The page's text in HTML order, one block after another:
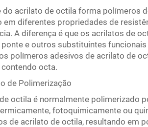
do acrilato de octila forma polímeros
em diferentes propriedades de
A diferença é que os acrilatos de
e outros substituintes
polímeros adesivos de acrilato de
octa.
de Polimerização
octila é normalmente polimerizado
fotoquimicamente ou
de acrilato de octila, resultando em